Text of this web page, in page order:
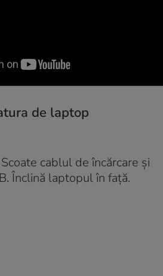
de laptop
cablul de încărcare și
Înclină laptopul în față.